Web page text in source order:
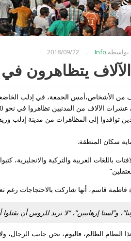
Info
-
2018/09/22
يتظاهرون
من الأشخاص،أمس الجمعة، في إدلب
تظاهروا في نحو 180 منطقة في المحافظة الواقعة ضمن “مناطق خفض التصعيد”.
توافدوا إلى المظاهرات من مدينة إدلب
سكان المنطقة.
باللغات العربية والتركية والانجليزية،
قاسم، أنها شاركت بالاحتجاجات رغم
و”لسنا إرهابيين”، “لا نريد للروس أن يقتلوا
النظام الظالم، فاليوم، نحن جانب الرجال،